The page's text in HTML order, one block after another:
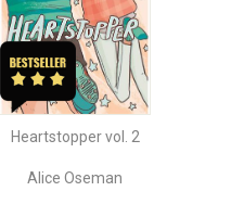
Heartstopper vol. 2
Alice Oseman